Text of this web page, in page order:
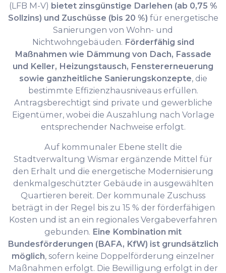
(LFB M-V) bietet zinsgünstige Darlehen (ab 0,75 %
Sollzins) und Zuschüsse (bis 20 %) für energetische
Sanierungen von Wohn- und
Nichtwohngebäuden. Förderfähig sind
Maßnahmen wie Dämmung von Dach, Fassade
und Keller, Heizungstausch, Fenstererneuerung
sowie ganzheitliche Sanierungskonzepte, die
bestimmte Effizienzhausniveaus erfüllen.
Antragsberechtigt sind private und gewerbliche
Eigentümer, wobei die Auszahlung nach Vorlage
entsprechender Nachweise erfolgt.
Auf kommunaler Ebene stellt die
Stadtverwaltung Wismar ergänzende Mittel für
den Erhalt und die energetische Modernisierung
denkmalgeschützter Gebäude in ausgewählten
Quartieren bereit. Der kommunale Zuschuss
beträgt in der Regel bis zu 15 % der förderfähigen
Kosten und ist an ein regionales Vergabeverfahren
gebunden. Eine Kombination mit
Bundesförderungen (BAFA, KfW) ist grundsätzlich
möglich, sofern keine Doppelförderung einzelner
Maßnahmen erfolgt. Die Bewilligung erfolgt in der